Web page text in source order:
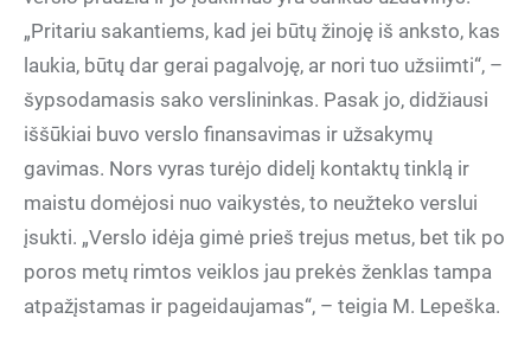
„Pritariu sakantiems, kad jei būtų žinoję iš anksto, kas
laukia, būtų dar gerai pagalvoję, ar nori tuo užsiimti“, –
šypsodamasis sako verslininkas. Pasak jo, didžiausi
iššūkiai buvo verslo finansavimas ir užsakymų
gavimas. Nors vyras turėjo didelį kontaktų tinklą ir
maistu domėjosi nuo vaikystės, to neužteko verslui
įsukti. „Verslo idėja gimė prieš trejus metus, bet tik po
poros metų rimtos veiklos jau prekės ženklas tampa
atpažįstamas ir pageidaujamas“, – teigia M. Lepeška.